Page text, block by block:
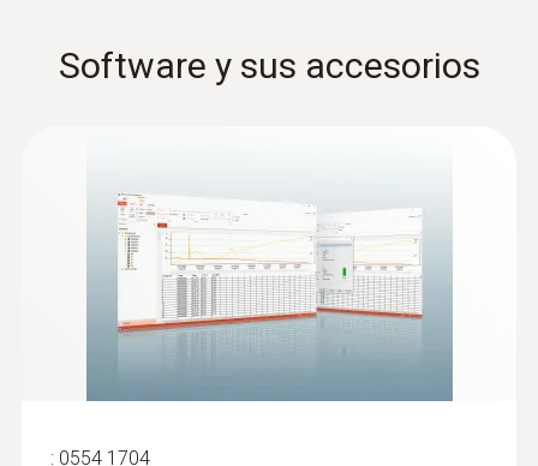
Software y sus accesorios
: 0554 1704